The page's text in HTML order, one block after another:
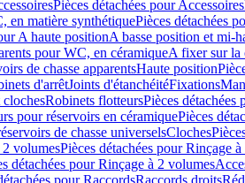
Pièces détachées pour Accessoires
en matière synthétiquePièces détachées
A haute positionA basse position et mi-
pour WC, en céramiqueA fixer sur la
de chasse apparentsHaute position
d'arrêtJoints d'étanchéitéFixations
Robinets flotteursPièces détachées
pour réservoirs en céramiquePièces
de chasse universelsCloches
volumesPièces détachées pour Rinçage
détachées pour Rinçage à 2 volumes
pour RaccordsRaccords droits